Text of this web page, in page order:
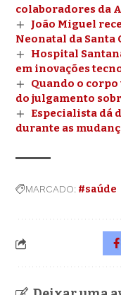
colaboradores da
João Miguel
Neonatal da Santa
Hospital
em inovações
Quando o
do julgamento
Especialista dá
durante as
MARCADO: #saúde